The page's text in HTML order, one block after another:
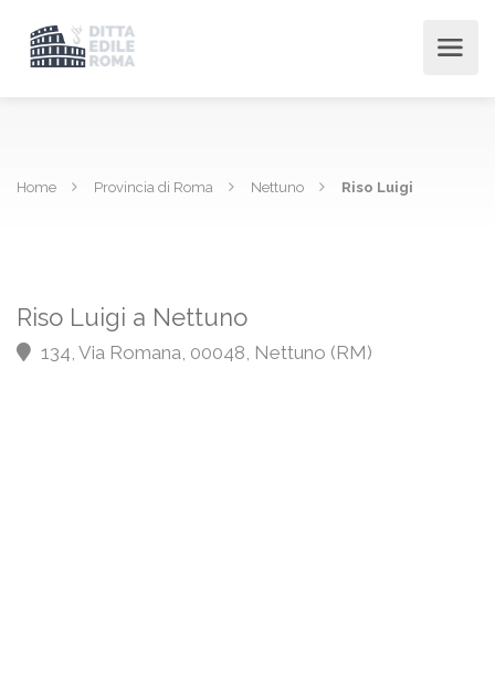
Home Provincia di Roma Nettuno Riso Luigi
Riso Luigi a Nettuno
134, Via Romana, 00048, Nettuno (RM)